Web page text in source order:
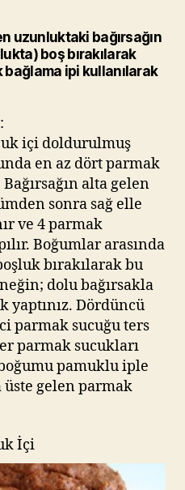
uzunluktaki bağırsağın
boş bırakılarak
bağlama ipi kullanılarak
içi doldurulmuş
en az dört parmak
alta gelen
sonra sağ elle
ve 4 parmak
Boğumlar arasında
bırakılarak bu
dolu bağırsakla
yaptınız. Dördüncü
parmak sucuğu ters
parmak sucukları
pamuklu iple
üste gelen parmak
İçi